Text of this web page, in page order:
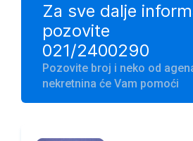
Za sve dalje
pozovite
021/2400290
Pozovite broj i neko od
nekretnina će Vam pomoći